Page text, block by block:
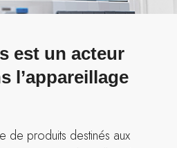
est un acteur
l’appareillage
de produits destinés aux